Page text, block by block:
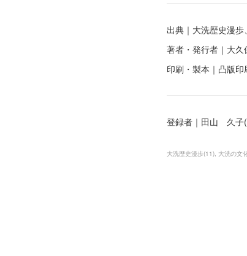
出典｜大洗歴史漫
著者・発行者｜大
印刷・製本｜凸版印
登録者｜田山 久子
大洗歴史漫歩(11) 大洗の文